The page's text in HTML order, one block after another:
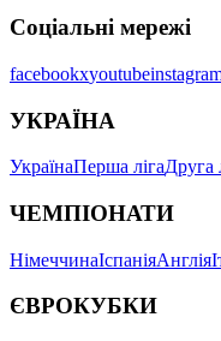
Соціальні мережі
facebookxyoutube
УКРАЇНА
УкраїнаПерша лігаДруга
ЧЕМПІОНАТИ
НімеччинаІспаніяАнглія
ЄВРОКУБКИ